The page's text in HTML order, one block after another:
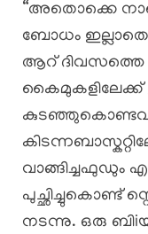
“അതൊക്കെ
ബോധം ഇല്ലാതെ
ആറ് ദിവസത്തെ
കൈമുകളിലേക്ക്
വാങ്ങിച്ചഫുഡും
പുച്ഛിച്ചുകൊണ്ട്
നടന്നു. ഒരു